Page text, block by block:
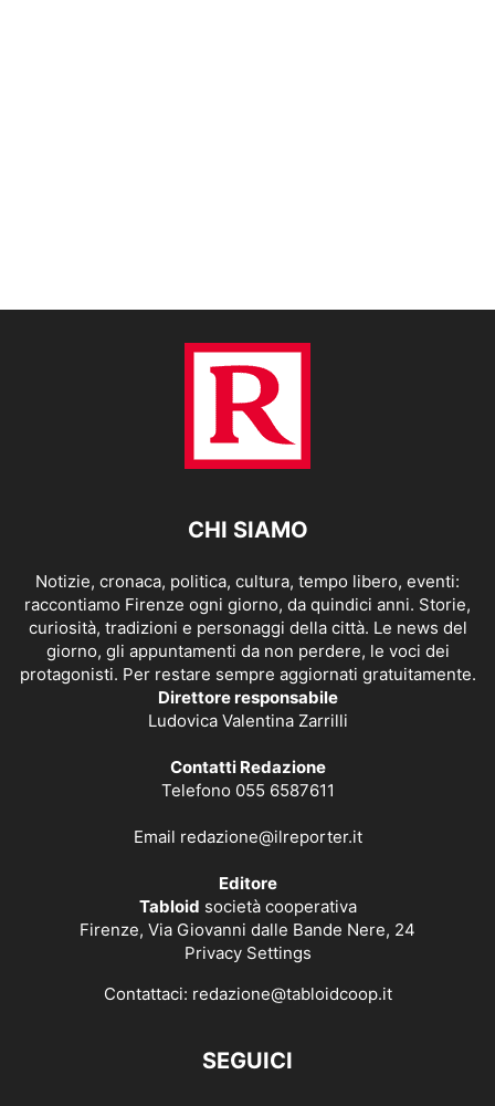
CHI SIAMO
Notizie, cronaca, politica, cultura, tempo libero, eventi:
raccontiamo Firenze ogni giorno, da quindici anni. Storie,
curiosità, tradizioni e personaggi della città. Le news del
giorno, gli appuntamenti da non perdere, le voci dei
protagonisti. Per restare sempre aggiornati gratuitamente.
Direttore responsabile
Ludovica Valentina Zarrilli
Contatti Redazione
Telefono 055 6587611
Email redazione@ilreporter.it
Editore
Tabloid società cooperativa
Firenze, Via Giovanni dalle Bande Nere, 24
Privacy Settings
Contattaci: redazione@tabloidcoop.it
SEGUICI